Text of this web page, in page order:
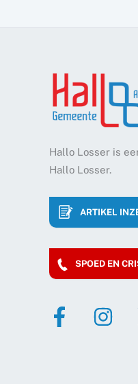
Hallo Losser is
Hallo Losser.
ARTIKEL
SPOED EN